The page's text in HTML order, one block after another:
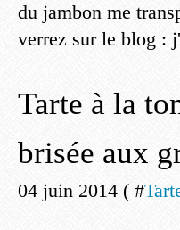
du jambon me
verrez sur le blog :
Tarte à la
brisée aux
04 juin 2014 ( #